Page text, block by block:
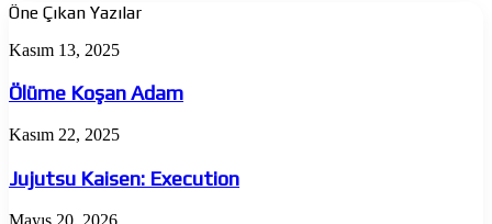
Öne Çıkan Yazılar
Ölüme
Adam
Kasım 13, 2025
Ölüme Koşan Adam
Jujutsu
Execution
Kasım 22, 2025
Jujutsu Kaisen: Execution
Almina
Mayıs 20, 2026